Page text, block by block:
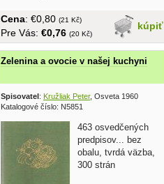
kúpiť
Cena: €0,80 (21 Kč)
Pre Vás: €0,76 (20 Kč)
Zelenina a ovocie v našej kuchyni
Spisovatel : Kružliak Peter, Osveta 1960
Katalogové číslo: N5851
463 osvedčených
predpisov... bez
obalu, tvrdá väzba,
300 strán